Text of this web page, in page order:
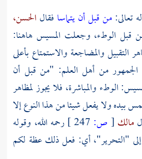
تعالى:من قبل أن يتماسا فقال الحسن،
قبل الوطء، وجعلت المسيس هاهنا:
التقبيل والمضاجعة والاستمتاع بأعلى
الجمهور من أهل العلم: "من قبل أن
الوطء والمباشرة، فلا يجوز لمظاهر
بيده ولا يفعل شيئا من هذا النوع إلا
مالك [ ص:
رحمه الله، وقوله
"التحرير"، أي: فعل ذلك عظة لكم